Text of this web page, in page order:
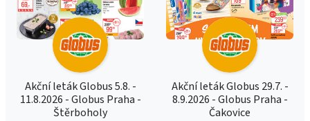
Akční leták Globus 5.8. -
11.8.2026 - Globus Praha -
Štěrboholy
Akční leták Globus 29.7. -
8.9.2026 - Globus Praha -
Čakovice